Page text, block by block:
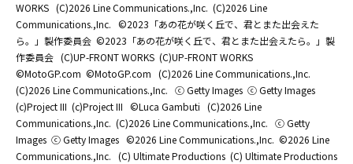
WORKS (C)2026 Line Communications.,Inc. (C)2026 Line
Communications.,Inc. ©2023「あの花が咲く丘で、君とまた出会えた
ら。」製作委員会 ©2023「あの花が咲く丘で、君とまた出会えたら。」製
作委員会 (C)UP-FRONT WORKS (C)UP-FRONT WORKS
©MotoGP.com ©MotoGP.com (C)2026 Line Communications.,Inc.
(C)2026 Line Communications.,Inc. ⓒ Getty Images ⓒ Getty Images
(c)Project III (c)Project III ©Luca Gambuti (C)2026 Line
Communications.,Inc. (C)2026 Line Communications.,Inc. ⓒ Getty
Images ⓒ Getty Images ©2026 Line Communications.,Inc. ©2026 Line
Communications.,Inc. (C) Ultimate Productions (C) Ultimate Productions